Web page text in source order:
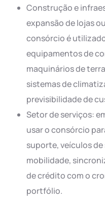
Construção e
expansão de lojas
consórcio é
equipamentos de
maquinários de
sistemas de
previsibilidade de
Setor de serviços:
usar o consórcio
suporte, veículos
mobilidade,
de crédito com o
portfólio.